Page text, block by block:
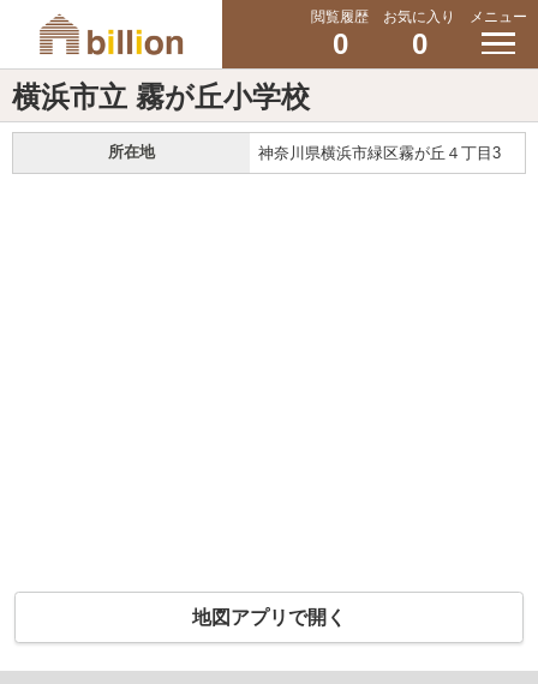
閲覧履歴
0
お気に入り
0
メニュー
横浜市立 霧が丘小学校
所在地 神奈川県横浜市緑区霧が丘４丁目3
地図アプリで開く